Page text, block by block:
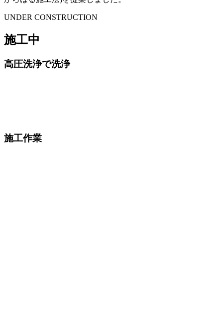
UNDER CONSTRUCTION
施工中
高圧洗浄で洗浄
施工作業